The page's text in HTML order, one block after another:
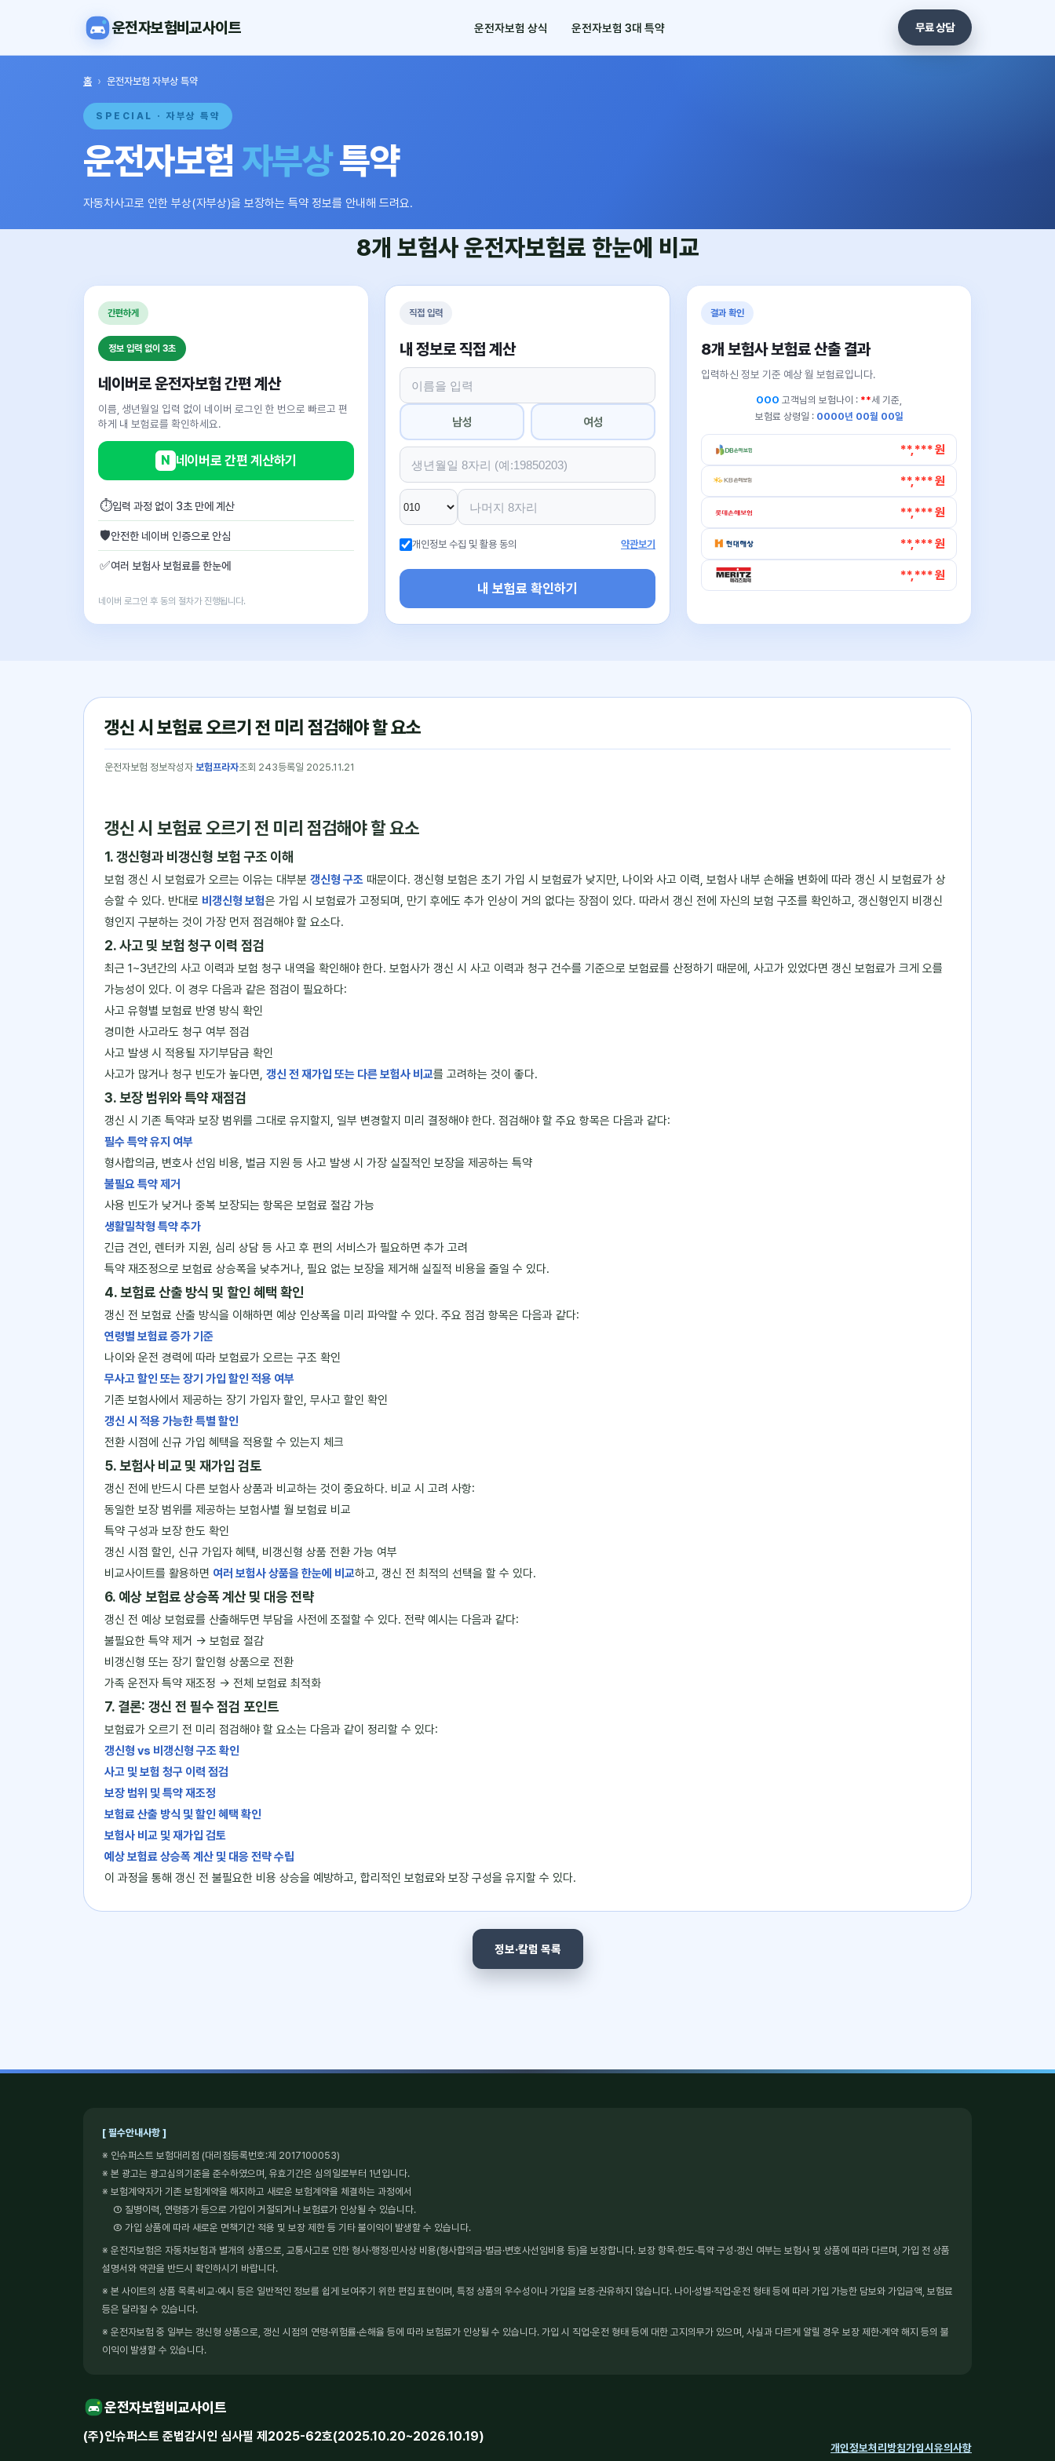
운전자보험비교사이트 운전자보험 상식 운전자보험 3대 특약 무료 상담
홈 › 운전자보험 자부상 특약
SPECIAL · 자부상 특약
운전자보험 자부상특약
자동차사고로 인한 부상(자부상)을 보장하는 특약 정보를 안내해 드려요.
8개 보험사운전자보험료 한눈에 비교
간편하게
정보 입력 없이 3초
네이버로 운전자보험 간편 계산
이름, 생년월일 입력 없이 네이버 로그인 한 번으로 빠르고 편
하게 내 보험료를 확인하세요.
N 네이버로 간편 계산하기
⏱입력 과정 없이 3초 만에 계산
🛡안전한 네이버 인증으로 안심
✅여러 보험사 보험료를 한눈에
네이버 로그인 후 동의 절차가 진행됩니다.
직접 입력
내 정보로 직접 계산
남성 여성
개인정보 수집 및 활용 동의 약관보기
내 보험료 확인하기
결과 확인
8개 보험사 보험료 산출 결과
입력하신 정보 기준 예상 월 보험료입니다.
OOO 고객님의 보험나이 : **세 기준,
보험료 상령일 : 0000년 00월 00일
**,*** 원
**,*** 원
**,*** 원
**,*** 원
**,*** 원
갱신 시 보험료 오르기 전 미리 점검해야 할 요소
운전자보험 정보작성자 보험프라자조회 243등록일 2025.11.21
갱신 시 보험료 오르기 전 미리 점검해야 할 요소
1. 갱신형과 비갱신형 보험 구조 이해
보험 갱신 시 보험료가 오르는 이유는 대부분 갱신형 구조 때문이다. 갱신형 보험은 초기 가입 시 보험료가 낮지만, 나이와 사고 이력, 보험사 내부 손해율 변화에 따라 갱신 시 보험료가 상
승할 수 있다. 반대로 비갱신형 보험은 가입 시 보험료가 고정되며, 만기 후에도 추가 인상이 거의 없다는 장점이 있다. 따라서 갱신 전에 자신의 보험 구조를 확인하고, 갱신형인지 비갱신
형인지 구분하는 것이 가장 먼저 점검해야 할 요소다.
2. 사고 및 보험 청구 이력 점검
최근 1~3년간의 사고 이력과 보험 청구 내역을 확인해야 한다. 보험사가 갱신 시 사고 이력과 청구 건수를 기준으로 보험료를 산정하기 때문에, 사고가 있었다면 갱신 보험료가 크게 오를
가능성이 있다. 이 경우 다음과 같은 점검이 필요하다:
사고 유형별 보험료 반영 방식 확인
경미한 사고라도 청구 여부 점검
사고 발생 시 적용될 자기부담금 확인
사고가 많거나 청구 빈도가 높다면, 갱신 전 재가입 또는 다른 보험사 비교를 고려하는 것이 좋다.
3. 보장 범위와 특약 재점검
갱신 시 기존 특약과 보장 범위를 그대로 유지할지, 일부 변경할지 미리 결정해야 한다. 점검해야 할 주요 항목은 다음과 같다:
필수 특약 유지 여부
형사합의금, 변호사 선임 비용, 벌금 지원 등 사고 발생 시 가장 실질적인 보장을 제공하는 특약
불필요 특약 제거
사용 빈도가 낮거나 중복 보장되는 항목은 보험료 절감 가능
생활밀착형 특약 추가
긴급 견인, 렌터카 지원, 심리 상담 등 사고 후 편의 서비스가 필요하면 추가 고려
특약 재조정으로 보험료 상승폭을 낮추거나, 필요 없는 보장을 제거해 실질적 비용을 줄일 수 있다.
4. 보험료 산출 방식 및 할인 혜택 확인
갱신 전 보험료 산출 방식을 이해하면 예상 인상폭을 미리 파악할 수 있다. 주요 점검 항목은 다음과 같다:
연령별 보험료 증가 기준
나이와 운전 경력에 따라 보험료가 오르는 구조 확인
무사고 할인 또는 장기 가입 할인 적용 여부
기존 보험사에서 제공하는 장기 가입자 할인, 무사고 할인 확인
갱신 시 적용 가능한 특별 할인
전환 시점에 신규 가입 혜택을 적용할 수 있는지 체크
5. 보험사 비교 및 재가입 검토
갱신 전에 반드시 다른 보험사 상품과 비교하는 것이 중요하다. 비교 시 고려 사항:
동일한 보장 범위를 제공하는 보험사별 월 보험료 비교
특약 구성과 보장 한도 확인
갱신 시점 할인, 신규 가입자 혜택, 비갱신형 상품 전환 가능 여부
비교사이트를 활용하면 여러 보험사 상품을 한눈에 비교하고, 갱신 전 최적의 선택을 할 수 있다.
6. 예상 보험료 상승폭 계산 및 대응 전략
갱신 전 예상 보험료를 산출해두면 부담을 사전에 조절할 수 있다. 전략 예시는 다음과 같다:
불필요한 특약 제거 → 보험료 절감
비갱신형 또는 장기 할인형 상품으로 전환
가족 운전자 특약 재조정 → 전체 보험료 최적화
7. 결론: 갱신 전 필수 점검 포인트
보험료가 오르기 전 미리 점검해야 할 요소는 다음과 같이 정리할 수 있다:
갱신형 vs 비갱신형 구조 확인
사고 및 보험 청구 이력 점검
보장 범위 및 특약 재조정
보험료 산출 방식 및 할인 혜택 확인
보험사 비교 및 재가입 검토
예상 보험료 상승폭 계산 및 대응 전략 수립
이 과정을 통해 갱신 전 불필요한 비용 상승을 예방하고, 합리적인 보험료와 보장 구성을 유지할 수 있다.
정보·칼럼 목록
[ 필수안내사항 ]
※ 인슈퍼스트 보험대리점 (대리점등록번호:제 2017100053)
※ 본 광고는 광고심의기준을 준수하였으며, 유효기간은 심의일로부터 1년입니다.
※ 보험계약자가 기존 보험계약을 해지하고 새로운 보험계약을 체결하는 과정에서
① 질병이력, 연령증가 등으로 가입이 거절되거나 보험료가 인상될 수 있습니다.
② 가입 상품에 따라 새로운 면책기간 적용 및 보장 제한 등 기타 불이익이 발생할 수 있습니다.
※ 운전자보험은 자동차보험과 별개의 상품으로, 교통사고로 인한 형사·행정·민사상 비용(형사합의금·벌금·변호사선임비용 등)을 보장합니다. 보장 항목·한도·특약 구성·갱신 여부는 보험사 및 상품에 따라 다르며, 가입 전 상품
설명서와 약관을 반드시 확인하시기 바랍니다.
※ 본 사이트의 상품 목록·비교·예시 등은 일반적인 정보를 쉽게 보여주기 위한 편집 표현이며, 특정 상품의 우수성이나 가입을 보증·권유하지 않습니다. 나이·성별·직업·운전 형태 등에 따라 가입 가능한 담보와 가입금액, 보험료
등은 달라질 수 있습니다.
※ 운전자보험 중 일부는 갱신형 상품으로, 갱신 시점의 연령·위험률·손해율 등에 따라 보험료가 인상될 수 있습니다. 가입 시 직업·운전 형태 등에 대한 고지의무가 있으며, 사실과 다르게 알릴 경우 보장 제한·계약 해지 등의 불
이익이 발생할 수 있습니다.
운전자보험비교사이트
(주)인슈퍼스트 준법감시인 심사필 제2025-62호(2025.10.20~2026.10.19)
개인정보처리방침가입시유의사항